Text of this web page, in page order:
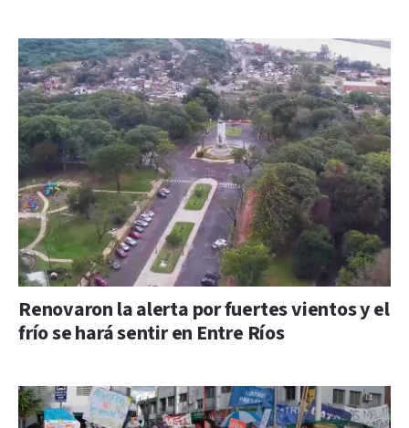
Renovaron la alerta por fuertes vientos y el
frío se hará sentir en Entre Ríos